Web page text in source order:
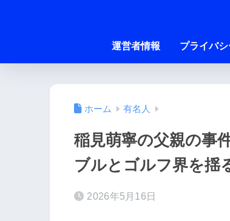
運営者情報 プライバ
ホーム 有名人
稲見萌寧の父親の事
ブルとゴルフ界を揺
2026年5月16日